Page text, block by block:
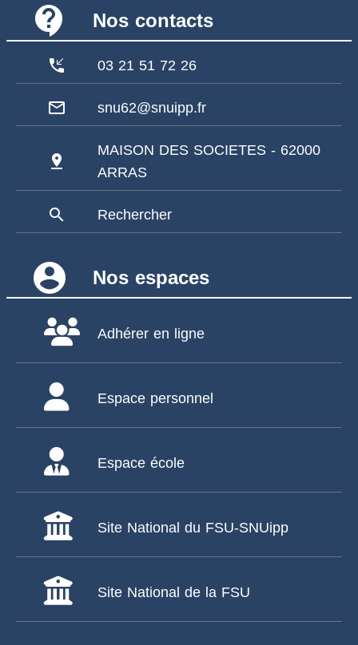
contact_support Nos contacts
phone_callback 03 21 51 72 26
mail_outline snu62@snuipp.fr
pin_drop
MAISON DES SOCIETES - 62000
ARRAS
search Rechercher
account_circle Nos espaces
Adhérer en ligne
Espace personnel
Espace école
Site National du FSU-SNUipp
Site National de la FSU